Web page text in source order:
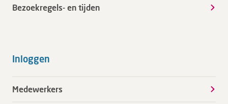
Bezoekregels- en tijden
Inloggen
Medewerkers